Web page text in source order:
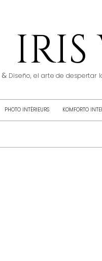
& Diseño, el arte de despertar
PHOTO INTÉRIEURS KOMFORTO